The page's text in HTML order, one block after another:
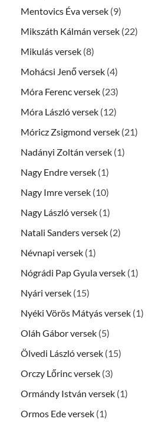
Mentovics Éva versek (9)
Mikszáth Kálmán versek (22)
Mikulás versek (8)
Mohácsi Jenő versek (4)
Móra Ferenc versek (23)
Móra László versek (12)
Móricz Zsigmond versek (21)
Nadányi Zoltán versek (1)
Nagy Endre versek (1)
Nagy Imre versek (10)
Nagy László versek (1)
Natali Sanders versek (2)
Névnapi versek (1)
Nógrádi Pap Gyula versek (1)
Nyári versek (15)
Nyéki Vörös Mátyás versek (1)
Oláh Gábor versek (5)
Ölvedi László versek (15)
Orczy Lőrinc versek (3)
Ormándy István versek (1)
Ormos Ede versek (1)